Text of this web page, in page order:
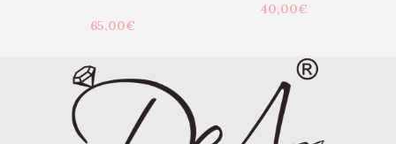
65,00€
40,00€